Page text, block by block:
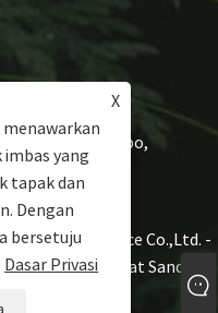
Bandar Ningbo,
Appliance Co.,Ltd. -
Pembuat Sandwic
Terpelihara.
X
yang
tapak dan
Dengan
bersetuju
Dasar Privasi